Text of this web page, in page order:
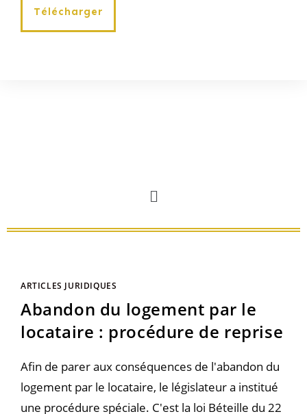
ARTICLES JURIDIQUES
Abandon du logement par le
locataire : procédure de reprise
Afin de parer aux conséquences de l'abandon du
logement par le locataire, le législateur a institué
une procédure spéciale. C'est la loi Béteille du 22
Télécharger